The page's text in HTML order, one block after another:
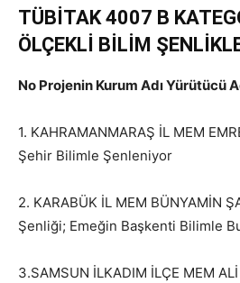
TÜBİTAK 4007 B
ÖLÇEKLİ BİLİM
No Projenin Kurum Adı Yürütücü
1. KAHRAMANMARAŞ İL MEM
Şehir Bilimle Şenleniyor
2. KARABÜK İL MEM BÜNYAMİN
Şenliği; Emeğin Başkenti Bilimle
3.SAMSUN İLKADIM İLÇE MEM